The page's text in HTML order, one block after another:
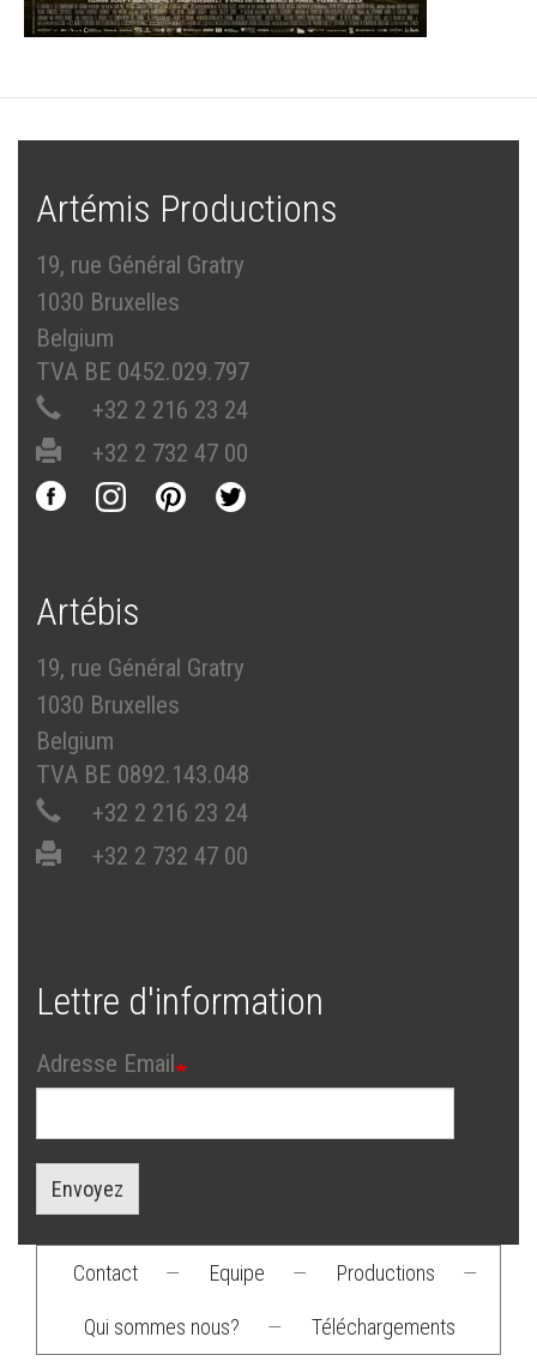
Artémis Productions
19, rue Général Gratry
1030 Bruxelles
Belgium
TVA BE 0452.029.797
+32 2 216 23 24
+32 2 732 47 00
Artébis
19, rue Général Gratry
1030 Bruxelles
Belgium
TVA BE 0892.143.048
+32 2 216 23 24
+32 2 732 47 00
Lettre d'information
Adresse Email
Envoyez
Footer
menu
Contact — Equipe — Productions —
Qui sommes nous? — Téléchargements